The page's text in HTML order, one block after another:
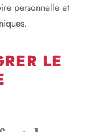
personnelle et
LE